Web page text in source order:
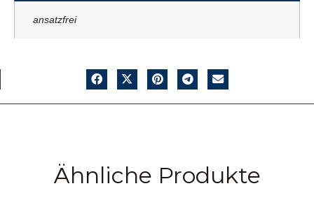
ansatzfrei
Ähnliche Produkte